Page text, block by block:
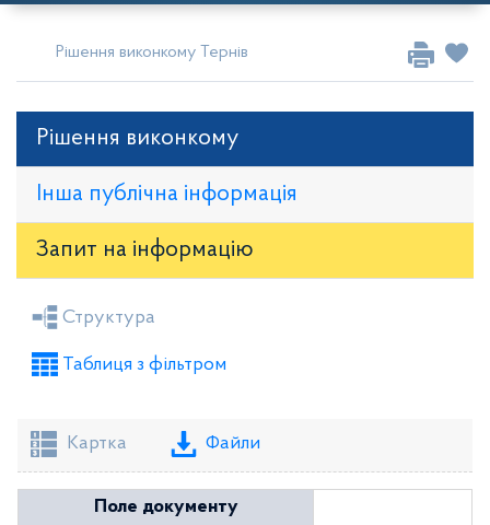
Рішення виконкому Тернівської районної у місті ради
Рішення виконкому
Інша публічна інформація
Запит на iнформацію
Засідання районної ради
Проекти рішень районної ради
Структура
Таблиця з фільтром
Картка Файли
Поле документу